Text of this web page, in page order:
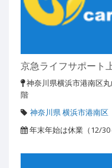
京急ライフサポート
神奈川県横浜市港南区
階
神奈川県 横浜市港南区
年末年始は休業（12/30